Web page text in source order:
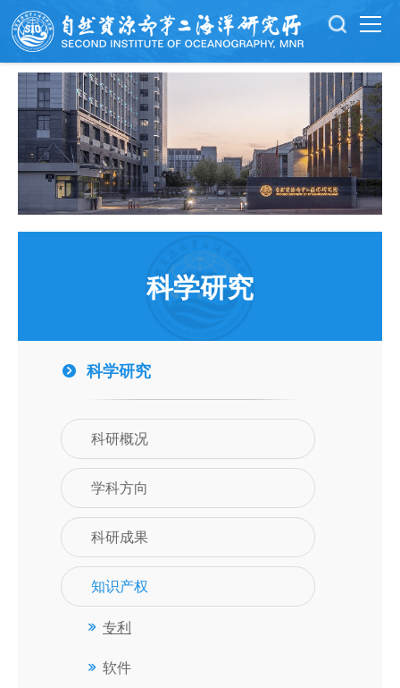
科学研究
科学研究
科研概况
学科方向
科研成果
知识产权
专利
软件